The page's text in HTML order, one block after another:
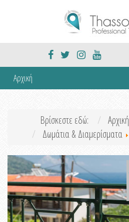
Αρχική
Βρίσκεστε εδώ: Αρχική
Δωμάτια & Διαμερίσματα